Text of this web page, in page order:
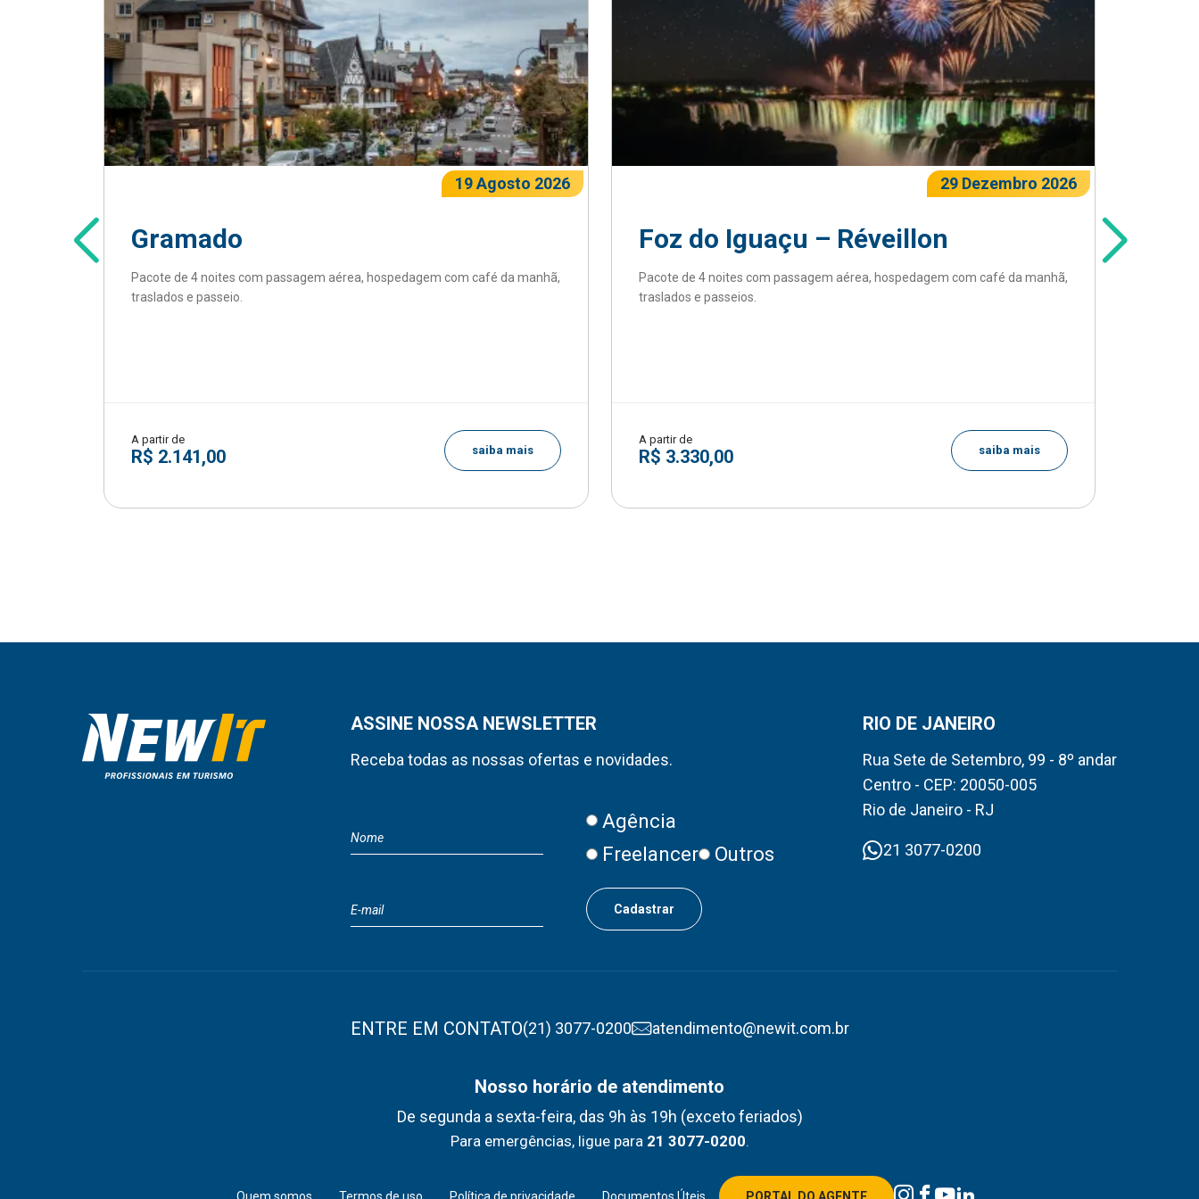
19 Agosto 2026
Gramado
Pacote de 4 noites com passagem aérea, hospedagem com café da manhã,
traslados e passeio.
A partir de
R$ 2.141,00 saiba mais
29 Dezembro 2026
Foz do Iguaçu – Réveillon
Pacote de 4 noites com passagem aérea, hospedagem com café da manhã,
traslados e passeios.
A partir de
R$ 3.330,00 saiba mais
ASSINE NOSSA NEWSLETTER
Receba todas as nossas ofertas e novidades.
Agência
Freelancer
Outros
RIO DE JANEIRO
Rua Sete de Setembro, 99 - 8º andar
Centro - CEP: 20050-005
Rio de Janeiro - RJ
21 3077-0200
ENTRE EM CONTATO(21) 3077-0200 atendimento@newit.com.br
Nosso horário de atendimento
De segunda a sexta-feira, das 9h às 19h (exceto feriados)
Para emergências, ligue para 21 3077-0200.